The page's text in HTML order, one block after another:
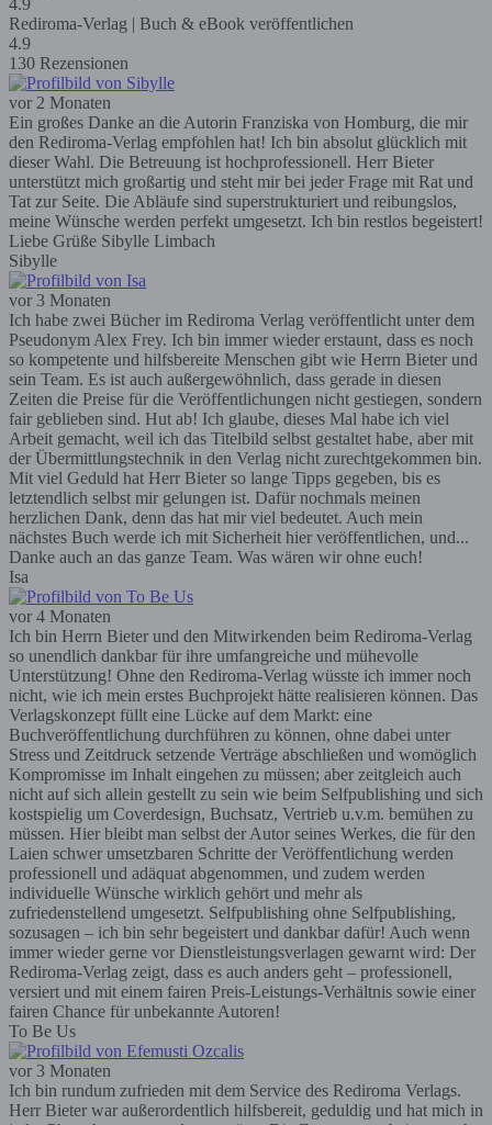
4.9
Rediroma-Verlag | Buch & eBook veröffentlichen
4.9
130 Rezensionen
vor 2 Monaten
Ein großes Danke an die Autorin Franziska von Homburg, die mir
den Rediroma-Verlag empfohlen hat! Ich bin absolut glücklich mit
dieser Wahl. Die Betreuung ist hochprofessionell. Herr Bieter
unterstützt mich großartig und steht mir bei jeder Frage mit Rat und
Tat zur Seite. Die Abläufe sind superstrukturiert und reibungslos,
meine Wünsche werden perfekt umgesetzt. Ich bin restlos begeistert!
Liebe Grüße Sibylle Limbach
Sibylle
vor 3 Monaten
Ich habe zwei Bücher im Rediroma Verlag veröffentlicht unter dem
Pseudonym Alex Frey. Ich bin immer wieder erstaunt, dass es noch
so kompetente und hilfsbereite Menschen gibt wie Herrn Bieter und
sein Team. Es ist auch außergewöhnlich, dass gerade in diesen
Zeiten die Preise für die Veröffentlichungen nicht gestiegen, sondern
fair geblieben sind. Hut ab! Ich glaube, dieses Mal habe ich viel
Arbeit gemacht, weil ich das Titelbild selbst gestaltet habe, aber mit
der Übermittlungstechnik in den Verlag nicht zurechtgekommen bin.
Mit viel Geduld hat Herr Bieter so lange Tipps gegeben, bis es
letztendlich selbst mir gelungen ist. Dafür nochmals meinen
herzlichen Dank, denn das hat mir viel bedeutet. Auch mein
nächstes Buch werde ich mit Sicherheit hier veröffentlichen, und...
Danke auch an das ganze Team. Was wären wir ohne euch!
Isa
vor 4 Monaten
Ich bin Herrn Bieter und den Mitwirkenden beim Rediroma-Verlag
so unendlich dankbar für ihre umfangreiche und mühevolle
Unterstützung! Ohne den Rediroma-Verlag wüsste ich immer noch
nicht, wie ich mein erstes Buchprojekt hätte realisieren können. Das
Verlagskonzept füllt eine Lücke auf dem Markt: eine
Buchveröffentlichung durchführen zu können, ohne dabei unter
Stress und Zeitdruck setzende Verträge abschließen und womöglich
Kompromisse im Inhalt eingehen zu müssen; aber zeitgleich auch
nicht auf sich allein gestellt zu sein wie beim Selfpublishing und sich
kostspielig um Coverdesign, Buchsatz, Vertrieb u.v.m. bemühen zu
müssen. Hier bleibt man selbst der Autor seines Werkes, die für den
Laien schwer umsetzbaren Schritte der Veröffentlichung werden
professionell und adäquat abgenommen, und zudem werden
individuelle Wünsche wirklich gehört und mehr als
zufriedenstellend umgesetzt. Selfpublishing ohne Selfpublishing,
sozusagen – ich bin sehr begeistert und dankbar dafür! Auch wenn
immer wieder gerne vor Dienstleistungsverlagen gewarnt wird: Der
Rediroma-Verlag zeigt, dass es auch anders geht – professionell,
versiert und mit einem fairen Preis-Leistungs-Verhältnis sowie einer
fairen Chance für unbekannte Autoren!
To Be Us
vor 3 Monaten
Ich bin rundum zufrieden mit dem Service des Rediroma Verlags.
Herr Bieter war außerordentlich hilfsbereit, geduldig und hat mich in